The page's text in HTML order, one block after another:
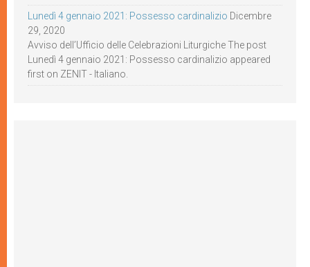
Lunedì 4 gennaio 2021: Possesso cardinalizio Dicembre
29, 2020
Avviso dell’Ufficio delle Celebrazioni Liturgiche The post
Lunedì 4 gennaio 2021: Possesso cardinalizio appeared
first on ZENIT - Italiano.